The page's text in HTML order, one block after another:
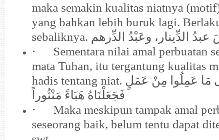
maka semakin kualitas niatnya
yang bahkan lebih buruk lagi.
sebaliknya. الدِّينار، وعَبْدُ الدِّرهم
·
Sementara nilai amal perbuatan
mata Tuhan, itu tergantung kualitas
hadis tentang niat. مَا عَمِلُوا مِنْ عَمَلٍ
فَجَعَلْنَاهُ هَبَاءً مَنْثُوراً
·
Maka meskipun tampak amal
seseorang baik, belum tentu dapat